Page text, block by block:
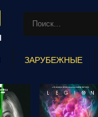
ЗАРУБЕЖНЫЕ